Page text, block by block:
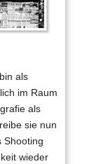
als
im Raum
als
sie nun
Shooting
wieder